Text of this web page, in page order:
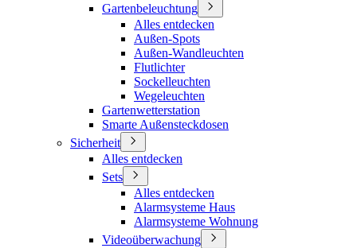
Gartenbeleuchtung
Alles entdecken
Außen-Spots
Außen-Wandleuchten
Flutlichter
Sockelleuchten
Wegeleuchten
Gartenwetterstation
Smarte Außensteckdosen
Sicherheit
Alles entdecken
Sets
Alles entdecken
Alarmsysteme Haus
Alarmsysteme Wohnung
Videoüberwachung